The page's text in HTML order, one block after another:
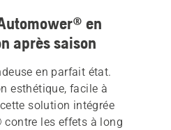
en
après saison
en parfait état.
esthétique, facile à
solution intégrée
les effets à long